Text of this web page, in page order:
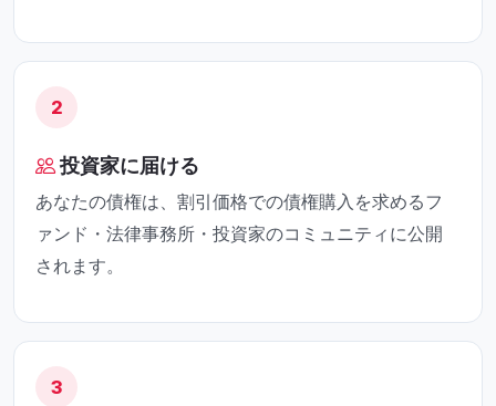
2
投資家に届ける
あなたの債権は、割引価格での債権購入を求めるフ
ァンド・法律事務所・投資家のコミュニティに公開
されます。
3